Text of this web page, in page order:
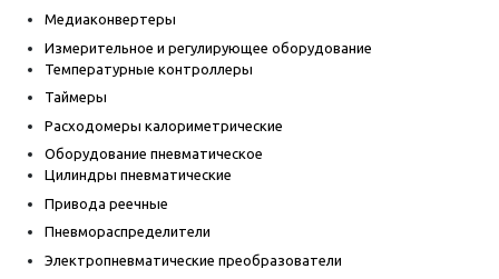
Медиаконвертеры
Измерительное и регулирующее оборудование
Температурные контроллеры
Таймеры
Расходомеры калориметрические
Оборудование пневматическое
Цилиндры пневматические
Привода реечные
Пневмораспределители
Электропневматические преобразователи